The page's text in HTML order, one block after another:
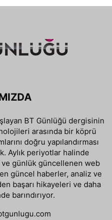
BT Günlüğü dergisinin
arasında bir köprü
doğru yapılandırması
Aylık periyotlar halinde
ve günlük güncellenen web
güncel haberler, analiz ve
başarı hikayeleri ve daha
barındırıyor.